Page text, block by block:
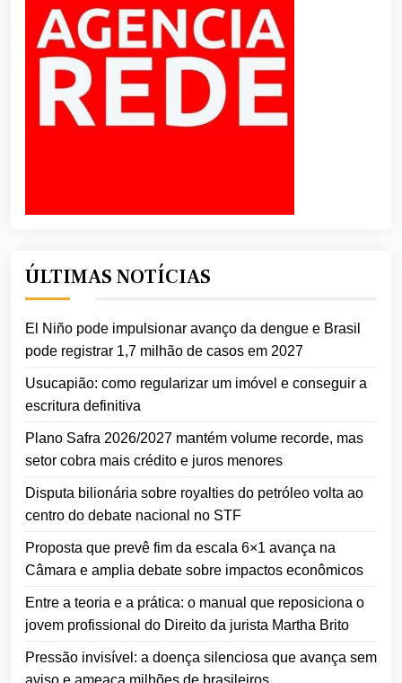
ÚLTIMAS NOTÍCIAS
El Niño pode impulsionar avanço da dengue e Brasil
pode registrar 1,7 milhão de casos em 2027
Usucapião: como regularizar um imóvel e conseguir a
escritura definitiva
Plano Safra 2026/2027 mantém volume recorde, mas
setor cobra mais crédito e juros menores
Disputa bilionária sobre royalties do petróleo volta ao
centro do debate nacional no STF
Proposta que prevê fim da escala 6×1 avança na
Câmara e amplia debate sobre impactos econômicos
Entre a teoria e a prática: o manual que reposiciona o
jovem profissional do Direito da jurista Martha Brito
Pressão invisível: a doença silenciosa que avança sem
aviso e ameaça milhões de brasileiros